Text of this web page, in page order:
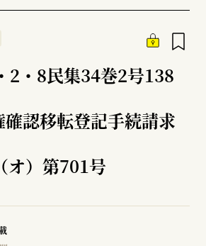
2・8民集34巻2号138
確認移転登記手続請求
オ）第701号